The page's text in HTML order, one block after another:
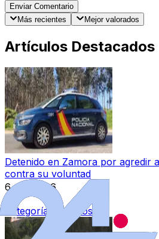
Enviar Comentario
Más recientes
Mejor valorados
Artículos Destacados
Detenido en Zamora por agredir
contra su voluntad
6 ago 2026
|
Categoría:
Sucesos